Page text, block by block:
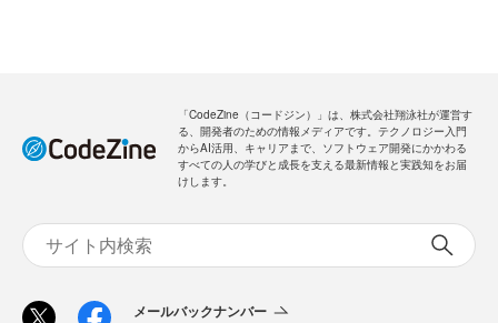
「CodeZine（コードジン）」は、株式会社翔泳社が運営す
る、開発者のための情報メディアです。テクノロジー入門
からAI活用、キャリアまで、ソフトウェア開発にかかわる
すべての人の学びと成長を支える最新情報と実践知をお届
けします。
メールバックナンバー